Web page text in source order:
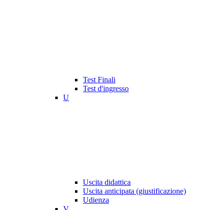
Test Finali
Test d'ingresso
U
Uscita didattica
Uscita anticipata (giustificazione)
Udienza